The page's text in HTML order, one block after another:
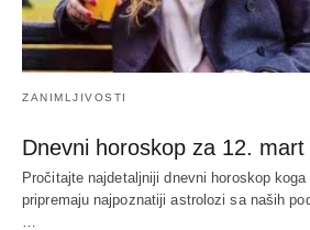
ZANIMLJIVOSTI
Dnevni horoskop za 12.
Pročitajte najdetaljniji dnevni horoskop
pripremaju najpoznatiji astrolozi sa naših